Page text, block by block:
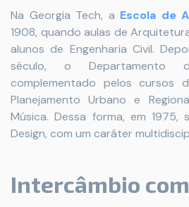
Na Georgia Tech, a Escola de
1908, quando aulas de
alunos de Engenharia Civil.
século, o Departamento
complementado pelos cursos
Planejamento Urbano e
Música. Dessa forma, em 1975,
Design, com um caráter
Intercâmbio